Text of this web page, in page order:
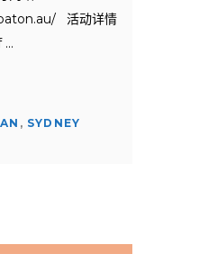
活动详情
, SYDNEY